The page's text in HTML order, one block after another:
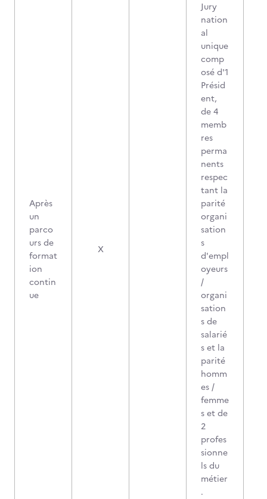
Après
un
parco
urs de
format
ion
contin
ue
X
Jury
nation
al
unique
comp
osé d'1
Présid
ent,
de 4
memb
res
perma
nents
respec
tant la
parité
organi
sation
s
d'empl
oyeurs
/
organi
sation
s de
salarié
s et la
parité
homm
es /
femme
s et de
2
profes
sionne
ls du
métier
.